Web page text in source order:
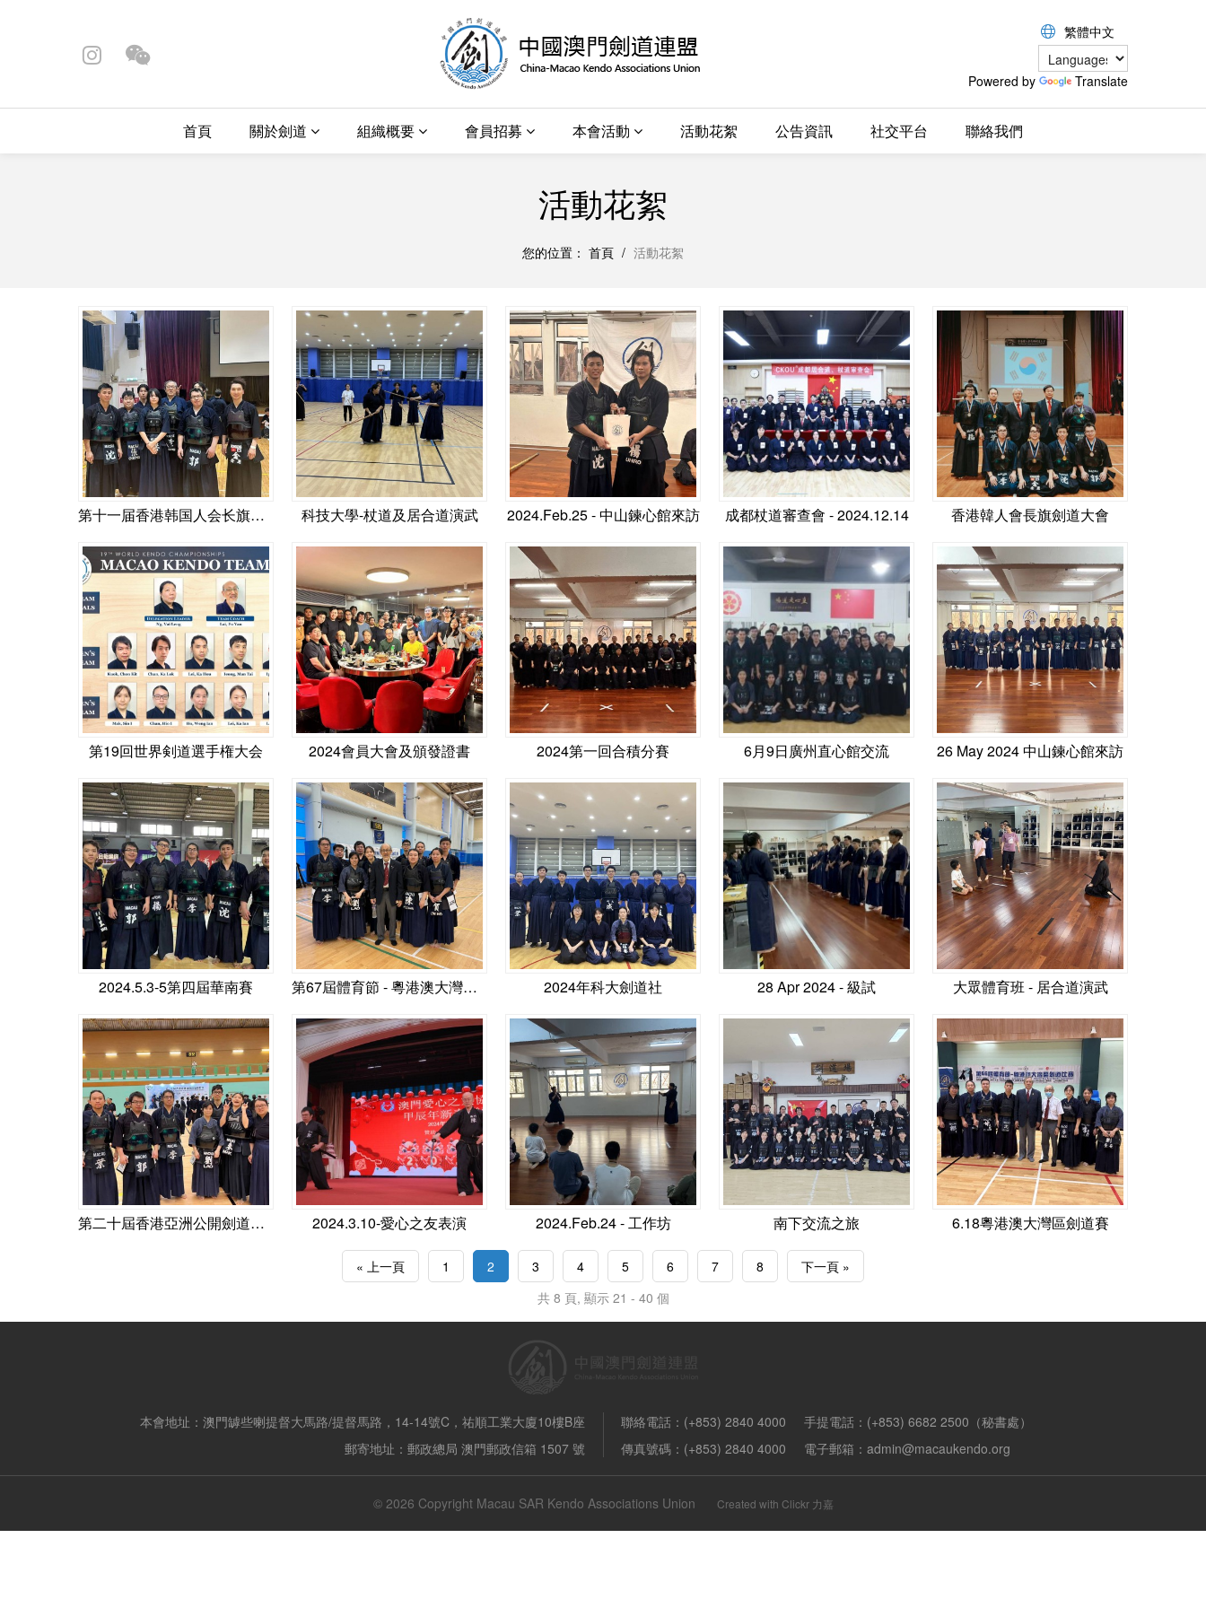
繁體中文
Powered by Translate
首頁 關於劍道 組織概要 會員招募 本會活動 活動花絮 公告資訊 社交平台 聯絡我們
活動花絮
您的位置： 首頁 / 活動花絮
第十一届香港韩国人会长旗剑道大会 科技大學-杖道及居合道演武 2024.Feb.25 - 中山鍊心館來訪 成都杖道審查會 - 2024.12.14 香港韓人會長旗劍道大會
第19回世界剣道選手権大会 2024會員大會及頒發證書 2024第一回合積分賽 6月9日廣州直心館交流 26 May 2024 中山鍊心館來訪
2024.5.3-5第四屆華南賽 第67屆體育節 - 粵港澳大灣區劍道比賽 2024年科大劍道社 28 Apr 2024 - 級試 大眾體育班 - 居合道演武
第二十屆香港亞洲公開劍道錦標賽 2024.3.10-愛心之友表演 2024.Feb.24 - 工作坊 南下交流之旅 6.18粵港澳大灣區劍道賽
« 上一頁 1 2 3 4 5 6 7 8
下一頁 »
共 8 頁, 顯示 21 - 40 個
本會地址：澳門罅些喇提督大馬路/提督馬路，14-14號C，祐順工業大廈10樓B座
郵寄地址：郵政總局 澳門郵政信箱 1507 號
聯絡電話：(+853) 2840 4000
手提電話：(+853) 6682 2500（秘書處）
傳真號碼：(+853) 2840 4000
電子郵箱：admin@macaukendo.org
© 2026 Copyright Macau SAR Kendo Associations Union Created with Clickr 力嘉